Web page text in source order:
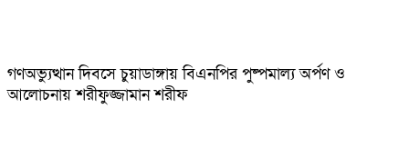
গণঅভ্যুত্থান দিবসে চুয়াডাঙ্গায় বিএনপির পুষ্পমাল্য অর্পণ ও
আলোচনায় শরীফুজ্জামান শরীফ